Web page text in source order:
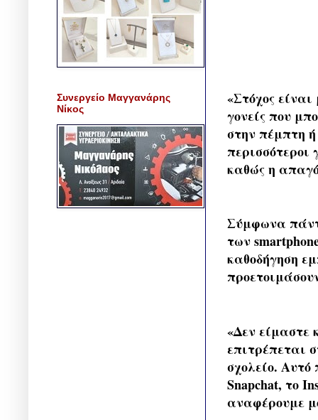
«Στόχος
γονείς που
στην πέμπτη ή
περισσότεροι
καθώς η
Σύμφωνα
των
καθοδήγηση
«Δεν είμαστε
επιτρέπεται
σχολείο.
Snapchat, το
αναφέρουμε
Συνεργείο Μαγγανάρης
Νίκος